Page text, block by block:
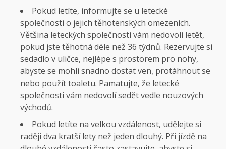
Pokud letíte, informujte se u letecké
společnosti o jejich těhotenských omezeních.
Většina leteckých společností vám nedovolí letět,
pokud jste těhotná déle než 36 týdnů. Rezervujte si
sedadlo v uličce, nejlépe s prostorem pro nohy,
abyste se mohli snadno dostat ven, protáhnout se
nebo použít toaletu. Pamatujte, že letecké
společnosti vám nedovolí sedět vedle nouzových
východů.
Pokud letíte na velkou vzdálenost, udělejte si
raději dva kratší lety než jeden dlouhý. Při jízdě na